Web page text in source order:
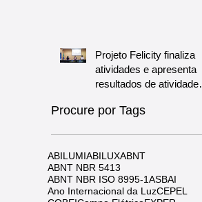
Projeto Felicity finaliza
atividades e apresenta
resultados de atividades
Procure por Tags
ABILUMIABILUXABNT
ABNT NBR 5413
ABNT NBR ISO 8995-1ASBAI
Ano Internacional da LuzCEPEL